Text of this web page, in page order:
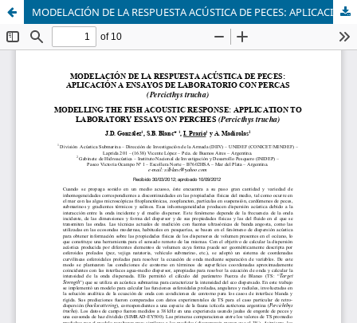
MODELACIÓN DE LA RESPUESTA ACÚSTICA DE PECES: APLICACIÓN A ENSAYOS DE LABORATORIO CON PERCAS